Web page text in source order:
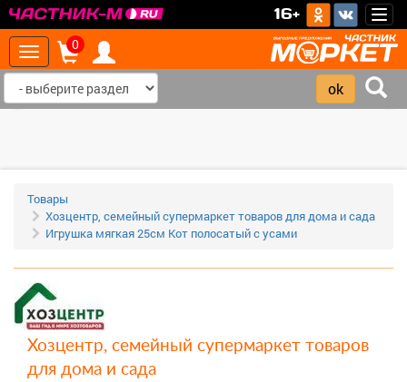
16+
Toggle
navigation
0
Товары
Хозцентр, семейный супермаркет товаров для дома и сада
Игрушка мягкая 25см Кот полосатый с усами
Хозцентр, семейный супермаркет товаров
для дома и сада
‹ ›